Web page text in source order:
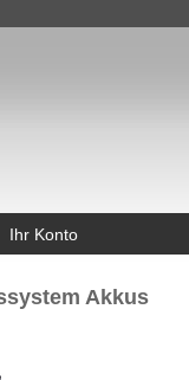
Ihr Konto
Akkus